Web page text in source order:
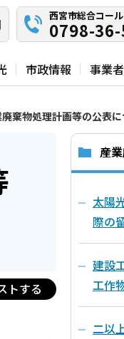
西宮市総合コー
0798-
市政情報 事業
棄物処理計画等の公表
トする
産
太陽
際の
建設
工作
二以